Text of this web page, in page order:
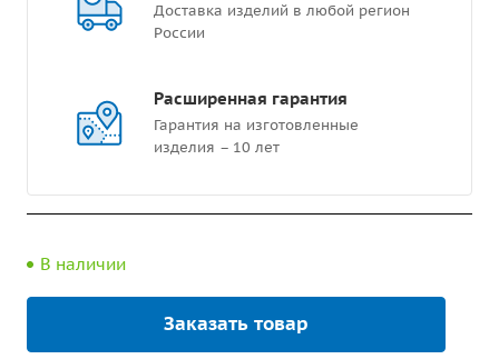
Доставка изделий в любой регион
России
Расширенная гарантия
Гарантия на изготовленные
изделия – 10 лет
В наличии
Заказать товар